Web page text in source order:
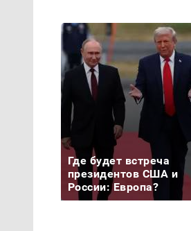
Где будет встреча
президентов США и
России: Европа?